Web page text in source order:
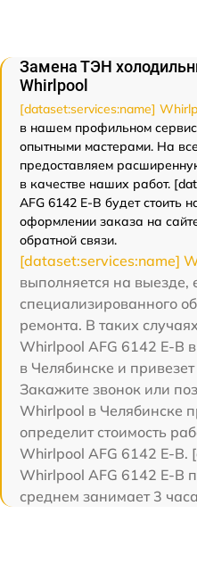
Замена ТЭН
Whirlpool
[dataset:services:name]
в нашем профильном
опытными мастерами. На
предоставляем
в качестве наших работ.
AFG 6142 E-B будет стоить
оформлении заказа на
обратной связи.
[dataset:services:name]
выполняется на выезде,
специализированного
ремонта. В таких
Whirlpool AFG 6142 E-B
в Челябинске и
Закажите звонок или
Whirlpool в Челябинске
определит стоимость
Whirlpool AFG 6142 E-B.
Whirlpool AFG 6142 E-B
среднем занимает 3